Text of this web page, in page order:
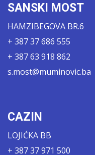
SANSKI MOST
HAMZIBEGOVA BR.6
+ 387 37 686 555
+ 387 63 918 862
s.most@muminovic.ba
CAZIN
LOJIĆKA BB
+ 387 37 971 500